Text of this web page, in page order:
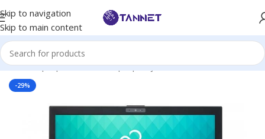
Skip to navigation
Skip to main content
Hem/Laptops/Business Laptop/Fujitsu Siemens
-29%